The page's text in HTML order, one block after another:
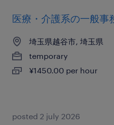
医療・介護系の一般事
埼玉県越谷市, 埼玉県
temporary
¥1450.00 per hour
posted 2 july 2026